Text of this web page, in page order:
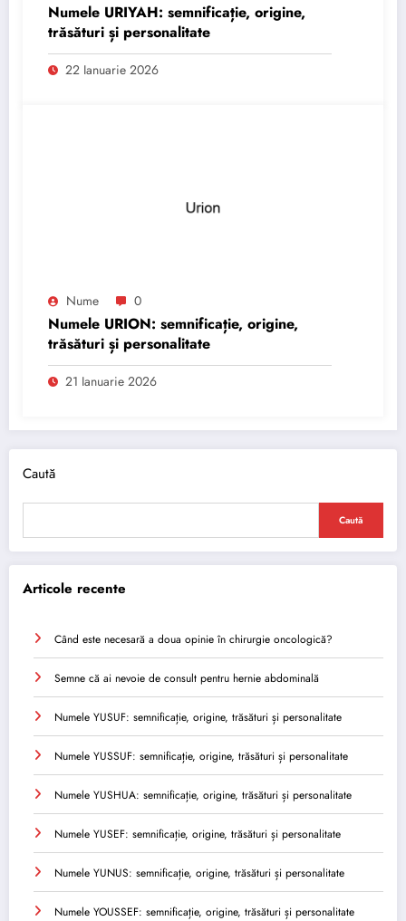
Numele URIYAH: semnificație, origine,
trăsături și personalitate
22 Ianuarie 2026
Nume 0
Numele URION: semnificație, origine,
trăsături și personalitate
21 Ianuarie 2026
Caută
Caută
Articole recente
Când este necesară a doua opinie în chirurgie oncologică?
Semne că ai nevoie de consult pentru hernie abdominală
Numele YUSUF: semnificație, origine, trăsături și personalitate
Numele YUSSUF: semnificație, origine, trăsături și personalitate
Numele YUSHUA: semnificație, origine, trăsături și personalitate
Numele YUSEF: semnificație, origine, trăsături și personalitate
Numele YUNUS: semnificație, origine, trăsături și personalitate
Numele YOUSSEF: semnificație, origine, trăsături și personalitate